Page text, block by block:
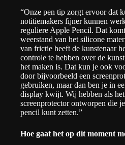
“Onze pen tip zorgt ervoor dat
notitiemakers fijner kunnen
reguliere Apple Pencil. Dat
weerstand van het silicone
van frictie heeft de kunstenaar
controle te hebben over de
het maken is. Dat kun je ook
door bijvoorbeeld een
gebruiken, maar dan ben je in
display kwijt. Wij hebben als
screenprotector ontworpen die
pencil kunt zetten.”
Hoe gaat het op dit moment